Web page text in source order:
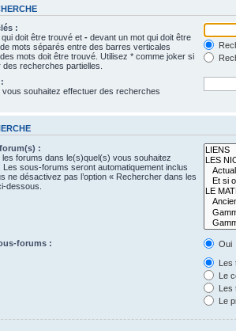
:
doit être trouvé et - devant un mot qui doit être
mots séparés entre des barres verticales
mots doit être trouvé. Utilisez * comme joker si
recherches partielles.
souhaitez effectuer des recherches
:
les forums dans le(s)quel(s) vous souhaitez
sous-forums seront automatiquement inclus
ne désactivez pas l’option « Rechercher dans les
dessous.
forums :
Oui
Les
Le
Les
Le